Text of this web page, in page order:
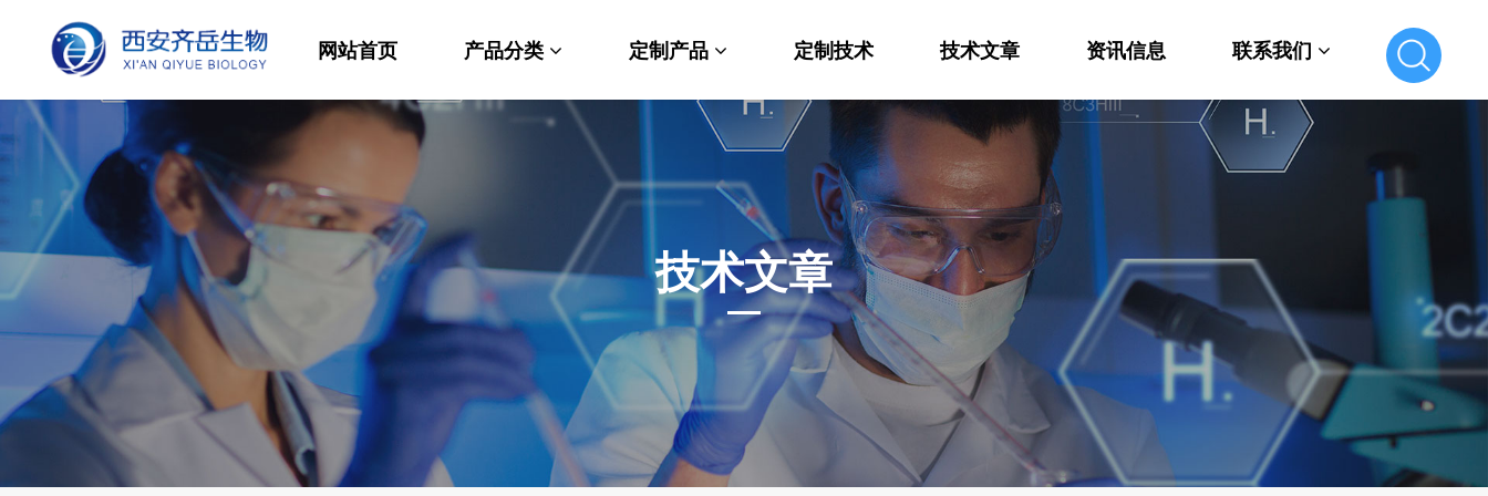
网站首页 产品分类
材料科学
生命科学
发光材料
功能性化学
分析化学
定制产品
纳米材料定制
PEG衍生物
荧光标记定制
MOF材料定制
小分子定制
多肽定制
定制技术 技术文章 资讯信息 联系我们
联系我们
技术文章